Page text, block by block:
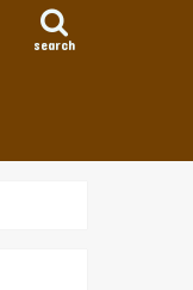
search